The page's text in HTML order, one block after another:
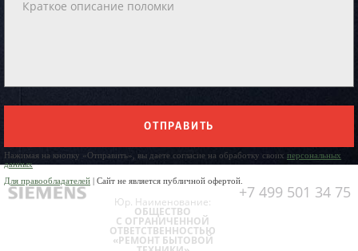
ОТПРАВИТЬ
Нажимая на кнопку «Отправить», вы даете согласие на обработку своих персональных
данных
Для правообладателей | Сайт не является публичной офертой.
+7 499 501 34 75
Юр. Наименование:
ОБЩЕСТВО
С ОГРАНИЧЕННОЙ
ОТВЕТСТВЕННОСТЬЮ
«РЕМОНТ БЫТОВОЙ